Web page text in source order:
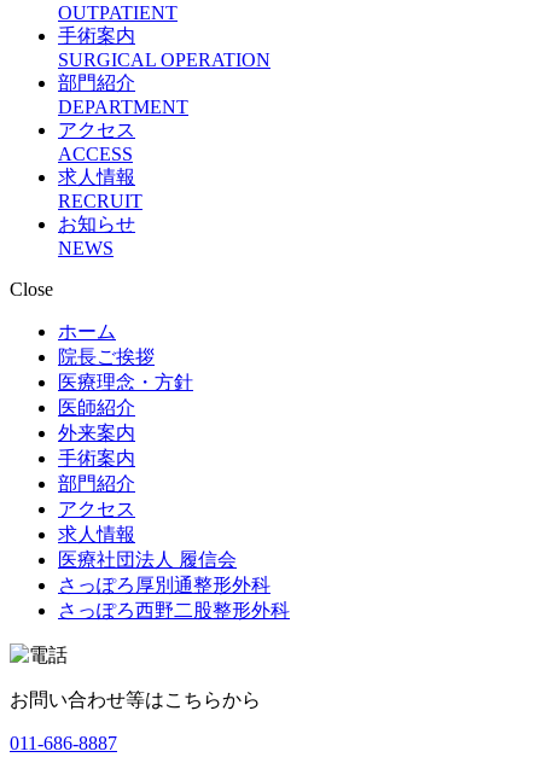
OUTPATIENT
手術案内
SURGICAL OPERATION
部門紹介
DEPARTMENT
アクセス
ACCESS
求人情報
RECRUIT
お知らせ
NEWS
Close
ホーム
院長ご挨拶
医療理念・方針
医師紹介
外来案内
手術案内
部門紹介
アクセス
求人情報
医療社団法人 履信会
さっぽろ厚別通整形外科
さっぽろ西野二股整形外科
お問い合わせ等はこちらから
011-686-8887